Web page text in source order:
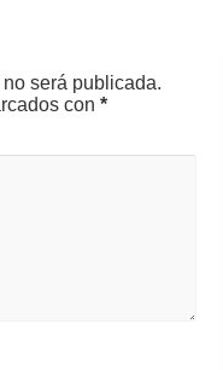
será publicada.
con*